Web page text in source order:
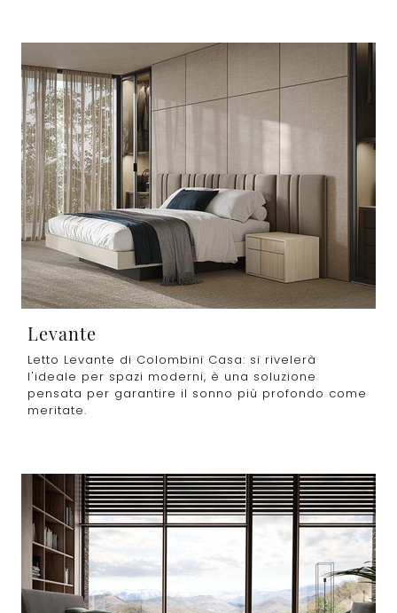
Levante
Letto Levante di Colombini Casa: si rivelerà
l'ideale per spazi moderni, è una soluzione
pensata per garantire il sonno più profondo come
meritate.